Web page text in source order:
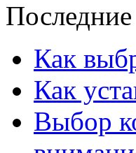
Последние
Как
Как
Выбор